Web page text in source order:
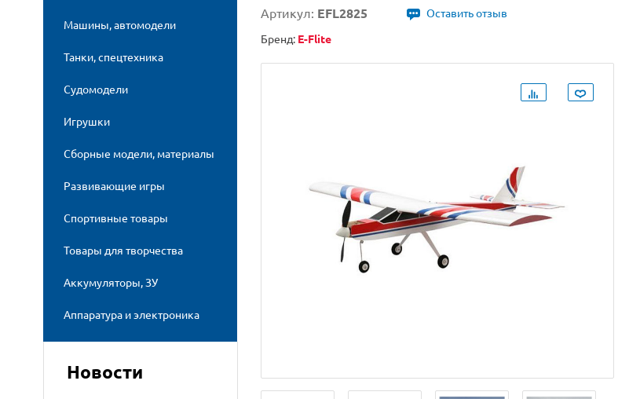
Машины, автомодели
Танки, спецтехника
Судомодели
Игрушки
Сборные модели, материалы
Развивающие игры
Спортивные товары
Товары для творчества
Аккумуляторы, ЗУ
Аппаратура и электроника
Новости
Артикул: EFL2825
Оставить отзыв
Бренд: E-Flite